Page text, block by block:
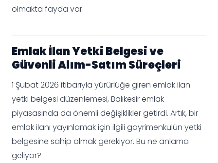
olmakta fayda var.
Emlak İlan Yetki Belgesi ve
Güvenli Alım-Satım Süreçleri
1 Şubat 2026 itibarıyla yürürlüğe giren emlak ilan
yetki belgesi düzenlemesi, Balıkesir emlak
piyasasında da önemli değişiklikler getirdi. Artık, bir
emlak ilanı yayınlamak için ilgili gayrimenkulün yetki
belgesine sahip olmak gerekiyor. Bu ne anlama
geliyor?